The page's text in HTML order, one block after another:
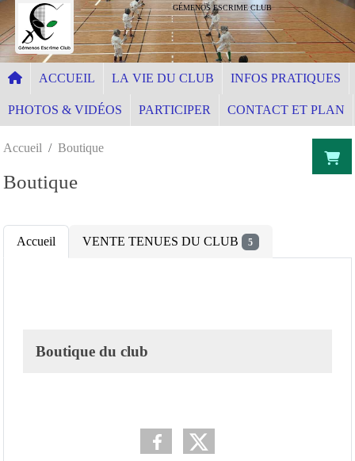
GÉMENOS ESCRIME CLUB
ACCUEIL LA VIE DU CLUB INFOS PRATIQUES
PHOTOS & VIDÉOS PARTICIPER CONTACT ET PLAN
Accueil Boutique
Boutique
Accueil VENTE TENUES DU CLUB 5
Boutique du club
Panneau de gestion des cookies